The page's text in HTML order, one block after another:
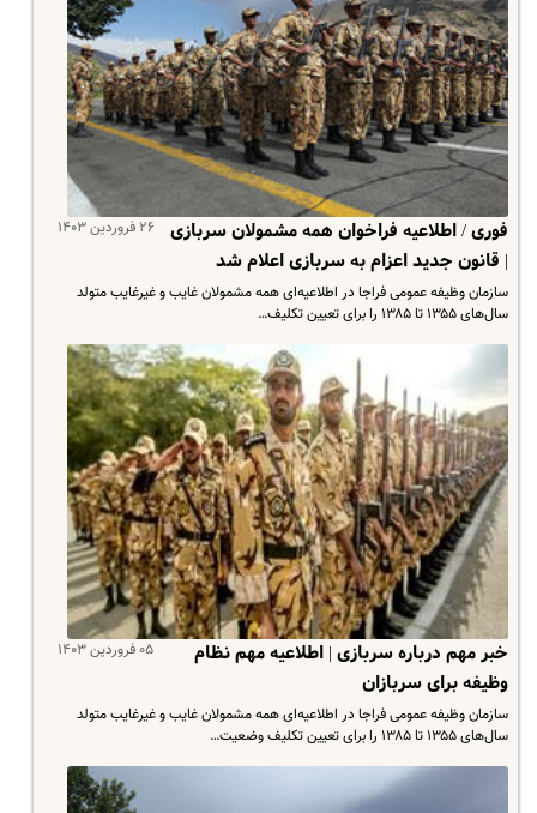
۲۶ فروردین ۱۴۰۳
فوری / اطلاعیه فراخوان همه مشمولان سربازی
| قانون جدید اعزام به سربازی اعلام شد
سازمان وظیفه عمومی فراجا در اطلاعیه‌ای همه مشمولان غایب و غیرغایب متولد
سال‌های ۱۳۵۵ تا ۱۳۸۵ را برای تعیین تکلیف…
۰۵ فروردین ۱۴۰۳
خبر مهم درباره سربازی | اطلاعیه مهم نظام
وظیفه برای سربازان
سازمان وظیفه عمومی فراجا در اطلاعیه‌ای همه مشمولان غایب و غیرغایب متولد
سال‌های ۱۳۵۵ تا ۱۳۸۵ را برای تعیین تکلیف وضعیت…